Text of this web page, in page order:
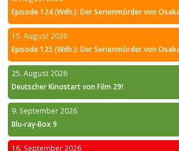
Episode 124 (Wdh.): Der Serienmörder von
15. August 2026
Episode 125 (Wdh.): Der Serienmörder von
25. August 2026
Deutscher Kinostart von Film 29!
9. September 2026
Blu-ray-Box 9
16. September 2026